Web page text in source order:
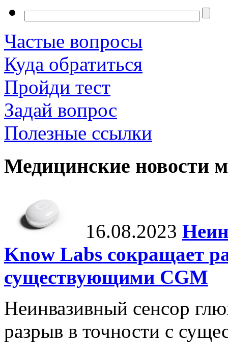
Частые вопросы
Куда обратиться
Пройди тест
Задай вопрос
Полезные ссылки
Медицинские новости
16.08.2023
Know Labs сокращает
существующими CGM
Неинвазивный сенсор
разрыв в точности с